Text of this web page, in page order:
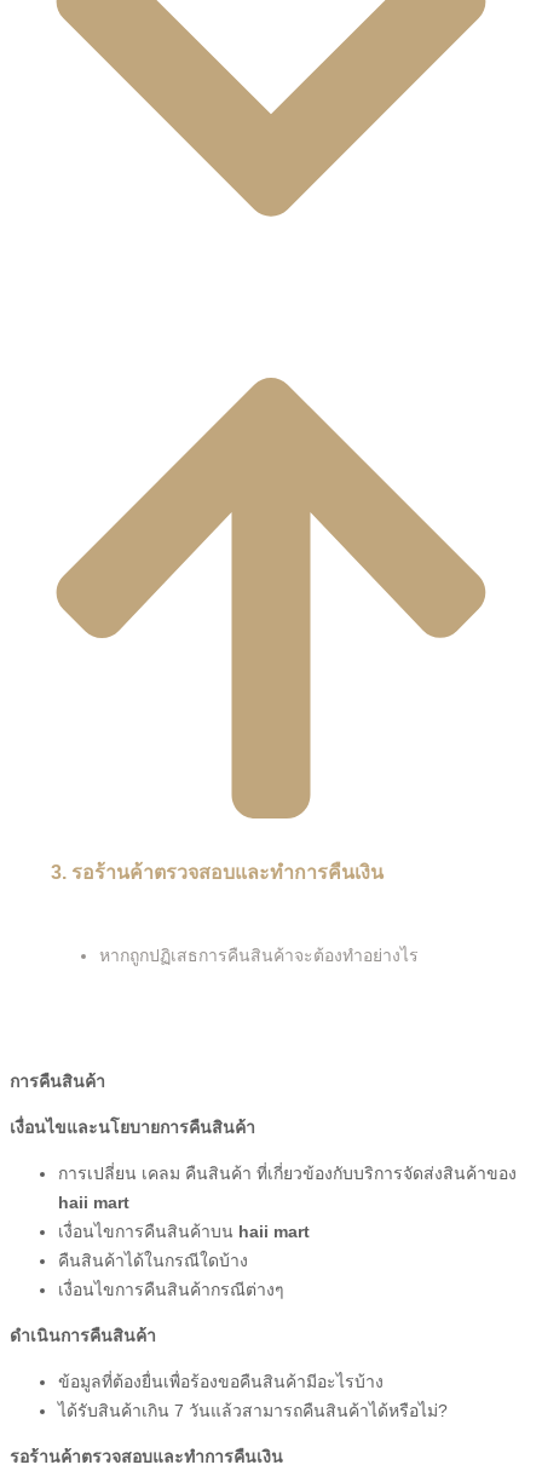
3. รอร้านค้าตรวจสอบและทำการคืนเงิน
หากถูกปฏิเสธการคืนสินค้าจะต้องทำอย่างไร
การคืนสินค้า
เงื่อนไขและนโยบายการคืนสินค้า
การเปลี่ยน เคลม คืนสินค้า ที่เกี่ยวข้องกับบริการจัดส่งสินค้าของ
haii mart
เงื่อนไขการคืนสินค้าบน haii mart
คืนสินค้าได้ในกรณีใดบ้าง
เงื่อนไขการคืนสินค้ากรณีต่างๆ
ดำเนินการคืนสินค้า
ข้อมูลที่ต้องยื่นเพื่อร้องขอคืนสินค้ามีอะไรบ้าง
ได้รับสินค้าเกิน 7 วันแล้วสามารถคืนสินค้าได้หรือไม่?
รอร้านค้าตรวจสอบและทำการคืนเงิน